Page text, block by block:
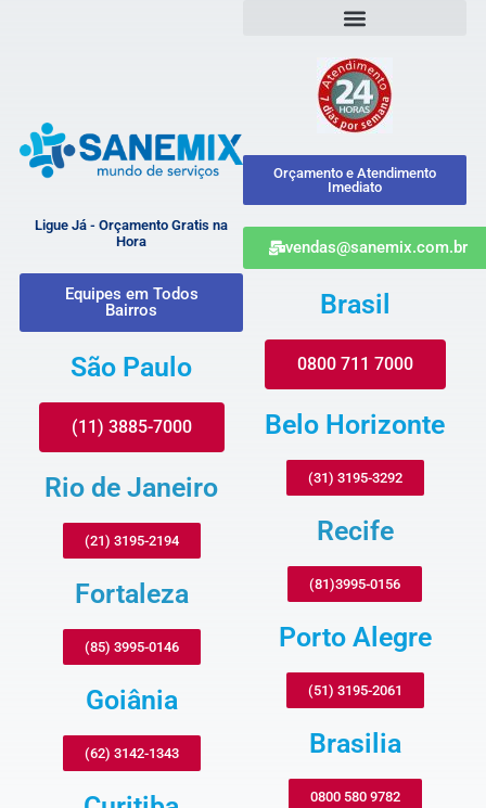
Ligue Já - Orçamento Gratis na
Hora
Equipes em Todos
Bairros
São Paulo
(11) 3885-7000
Rio de Janeiro
(21) 3195-2194
Fortaleza
(85) 3995-0146
Goiânia
(62) 3142-1343
Orçamento e Atendimento
Imediato
vendas@sanemix.com.br
Brasil
0800 711 7000
Belo Horizonte
(31) 3195-3292
Recife
(81)3995-0156
Porto Alegre
(51) 3195-2061
Brasilia
0800 580 9782